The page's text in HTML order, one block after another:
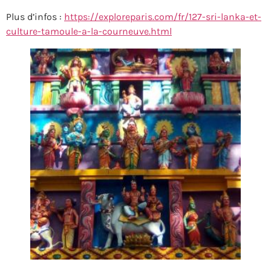
Plus d’infos : https://exploreparis.com/fr/127-sri-lanka-et-
culture-tamoule-a-la-courneuve.html